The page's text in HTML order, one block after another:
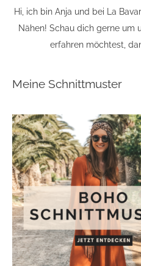
Hi, ich bin Anja und bei La
Nähen! Schau dich gerne um
erfahren möchtest,
Meine Schnittmuster